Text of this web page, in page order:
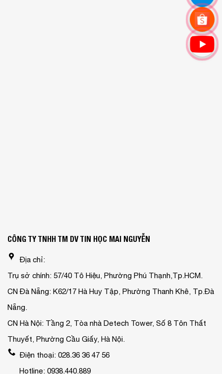
CÔNG TY TNHH TM DV TIN HỌC MAI NGUYỄN
Địa chỉ:
Trụ sở chính: 57/40 Tô Hiệu, Phường Phú Thạnh,Tp.HCM.
CN Đà Nẵng: K62/17 Hà Huy Tập, Phường Thanh Khê, Tp.Đà
Nẵng.
CN Hà Nội: Tầng 2, Tòa nhà Detech Tower, Số 8 Tôn Thất
Thuyết, Phường Cầu Giấy, Hà Nội.
Điện thoại: 028.36 36 47 56
Hotline: 0938.440.889